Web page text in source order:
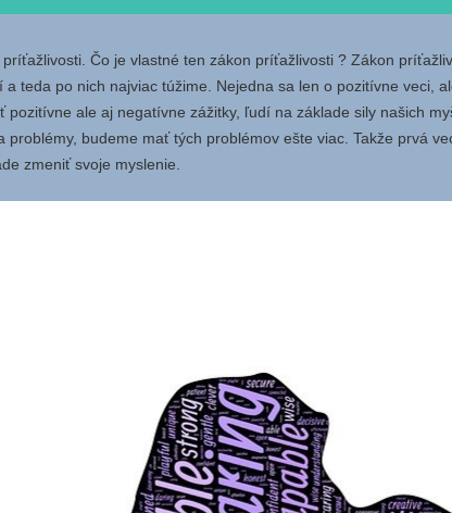
Čo je vlastné ten zákon príťažlivosti ? Zákon
teda po nich najviac túžime. Nejedna sa len o pozitívne veci,
ale aj negatívne zážitky, ľudí na základe sily našich
budeme mať tých problémov ešte viac. Takže prvá
zmeniť svoje myslenie.